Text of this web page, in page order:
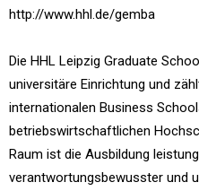
http://www.hhl.de/gemba
Die HHL Leipzig Graduate
universitäre Einrichtung und
internationalen Business
betriebswirtschaftlichen
Raum ist die Ausbildung
verantwortungsbewusster und